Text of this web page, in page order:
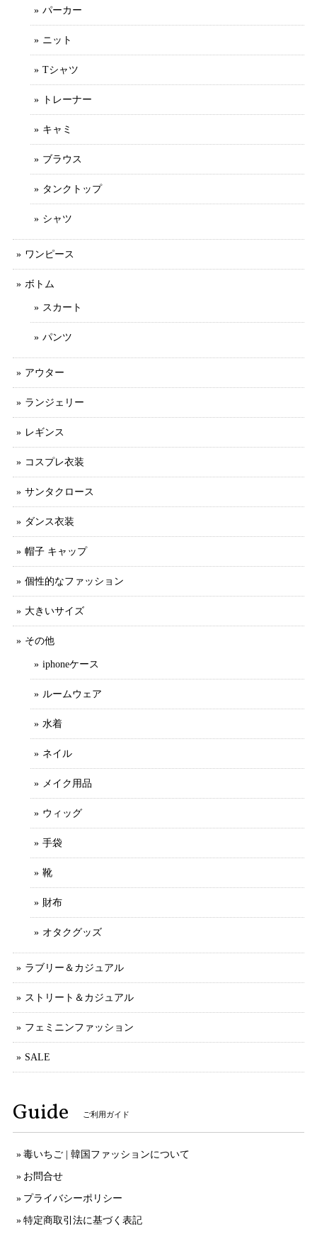
パーカー
ニット
Tシャツ
トレーナー
キャミ
ブラウス
タンクトップ
シャツ
ワンピース
ボトム
スカート
パンツ
アウター
ランジェリー
レギンス
コスプレ衣装
サンタクロース
ダンス衣装
帽子 キャップ
個性的なファッション
大きいサイズ
その他
iphoneケース
ルームウェア
水着
ネイル
メイク用品
ウィッグ
手袋
靴
財布
オタクグッズ
ラブリー＆カジュアル
ストリート＆カジュアル
フェミニンファッション
SALE
Guide ご利用ガイド
毒いちご | 韓国ファッションについて
お問合せ
プライバシーポリシー
特定商取引法に基づく表記